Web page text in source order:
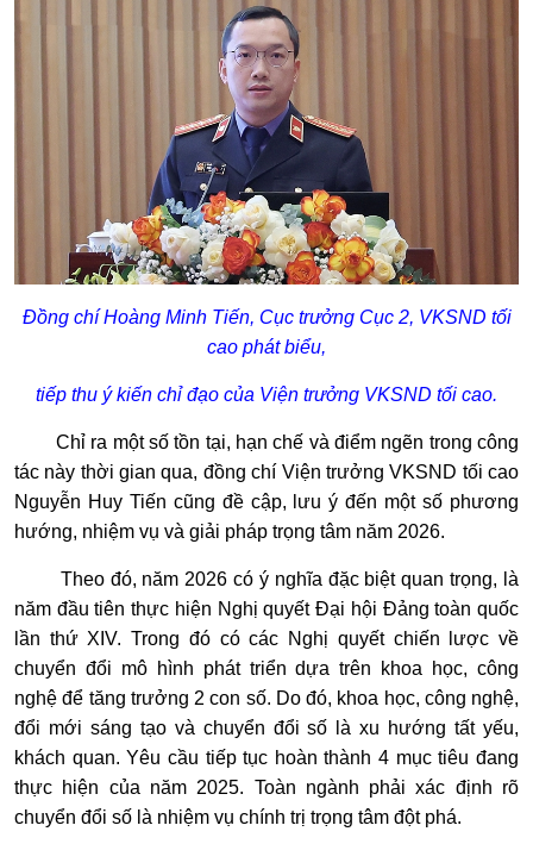
Đồng chí Hoàng Minh Tiến, Cục trưởng Cục 2, VKSND tối
cao phát biểu,
tiếp thu ý kiến chỉ đạo của Viện trưởng VKSND tối cao.
Chỉ ra một số tồn tại, hạn chế và điểm ngẽn trong công
tác này thời gian qua, đồng chí Viện trưởng VKSND tối cao
Nguyễn Huy Tiến cũng đề cập, lưu ý đến một số phương
hướng, nhiệm vụ và giải pháp trọng tâm năm 2026.
Theo đó, năm 2026 có ý nghĩa đặc biệt quan trọng, là
năm đầu tiên thực hiện Nghị quyết Đại hội Đảng toàn quốc
lần thứ XIV. Trong đó có các Nghị quyết chiến lược về
chuyển đổi mô hình phát triển dựa trên khoa học, công
nghệ để tăng trưởng 2 con số. Do đó, khoa học, công nghệ,
đổi mới sáng tạo và chuyển đổi số là xu hướng tất yếu,
khách quan. Yêu cầu tiếp tục hoàn thành 4 mục tiêu đang
thực hiện của năm 2025. Toàn ngành phải xác định rõ
chuyển đổi số là nhiệm vụ chính trị trọng tâm đột phá.